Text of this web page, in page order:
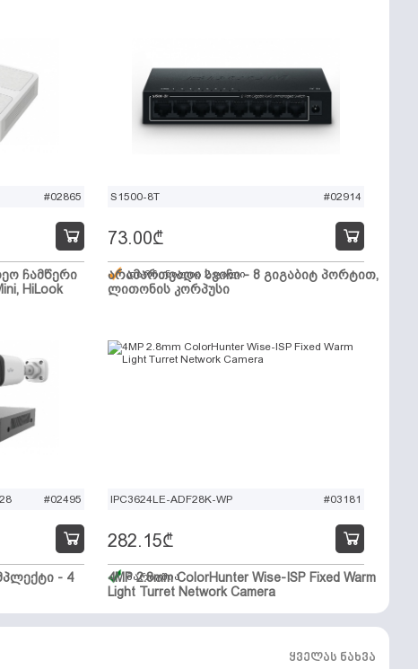
#02865
ჩამწერი
HiLook
S1500-8T #02914
არამართვადი სვიჩი - 8 გიგაბიტ პორტით,
ლითონის კორპუსი
73.00₾
დარჩენილია 2 ცალი
#02495
- 4
IPC3624LE-ADF28K-WP #03181
4MP 2.8mm ColorHunter Wise-ISP Fixed Warm
Light Turret Network Camera
282.15₾
მარაგშია
ყველას ნახვა